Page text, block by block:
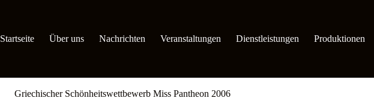
Startseite
Über uns Nachrichten Veranstaltungen Dienstleistungen Produktionen
Griechischer Schönheitswettbewerb Miss Pantheon 2006